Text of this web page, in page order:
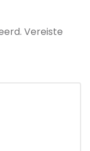
Vereiste